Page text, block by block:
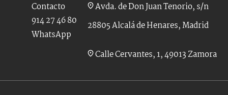
Contacto
914 27 46 80
WhatsApp
Avda. de Don Juan Tenorio, s/n
28805 Alcalá de Henares, Madrid
Calle Cervantes, 1, 49013 Zamora